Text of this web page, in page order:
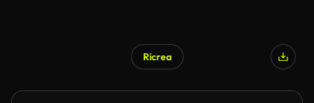
Ricrea